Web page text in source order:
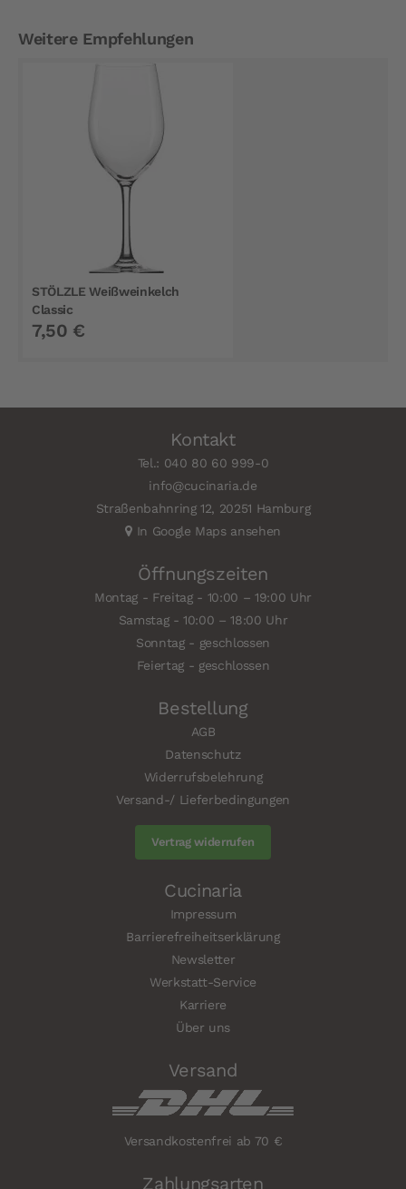
Weitere Empfehlungen
STÖLZLE Weißweinkelch
Classic
7,50 €
Kontakt
Tel.: 040 80 60 999-0
info@cucinaria.de
Straßenbahnring 12, 20251 Hamburg
In Google Maps ansehen
Öffnungszeiten
Montag - Freitag - 10:00 – 19:00 Uhr
Samstag - 10:00 – 18:00 Uhr
Sonntag - geschlossen
Feiertag - geschlossen
Bestellung
AGB
Datenschutz
Widerrufsbelehrung
Versand-/ Lieferbedingungen
Vertrag widerrufen
Cucinaria
Impressum
Barrierefreiheitserklärung
Newsletter
Werkstatt-Service
Karriere
Über uns
Versand
Versandkostenfrei ab 70 €
Zahlungsarten